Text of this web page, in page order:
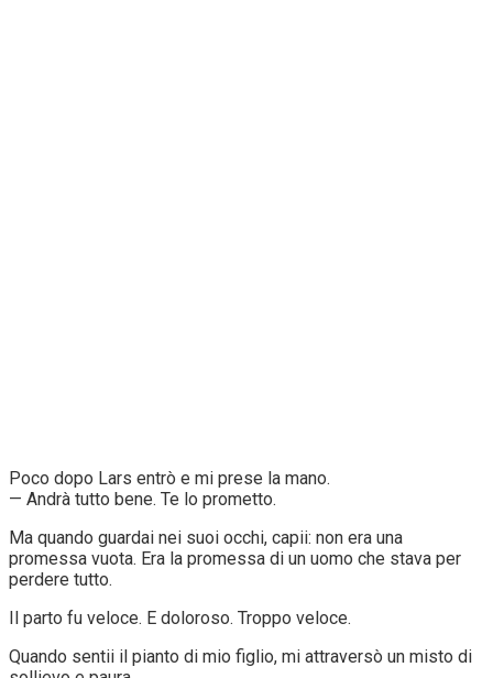
Poco dopo Lars entrò e mi prese la mano.
— Andrà tutto bene. Te lo prometto.
Ma quando guardai nei suoi occhi, capii: non era una
promessa vuota. Era la promessa di un uomo che stava per
perdere tutto.
Il parto fu veloce. E doloroso. Troppo veloce.
Quando sentii il pianto di mio figlio, mi attraversò un misto di